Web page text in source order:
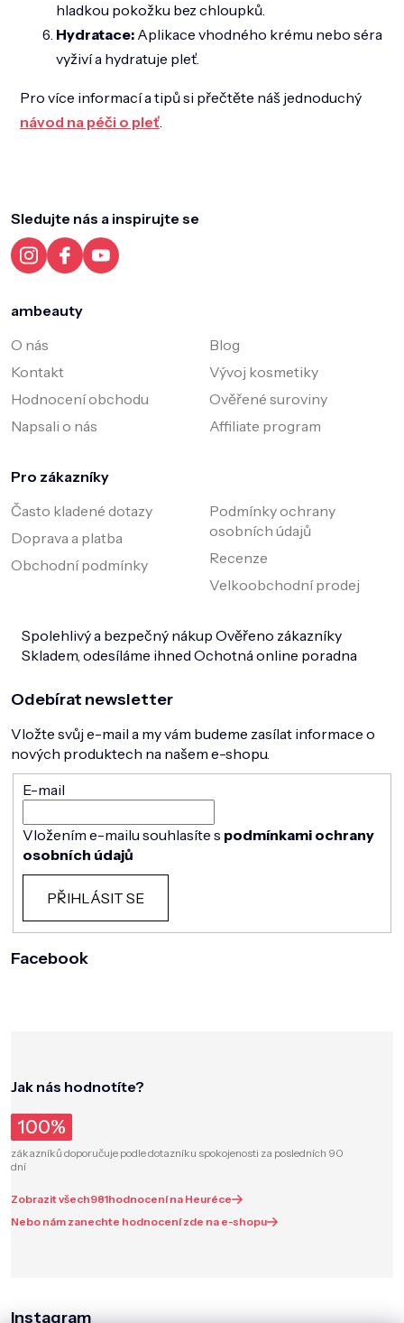
hladkou pokožku bez chloupků.
Hydratace: Aplikace vhodného krému nebo séra
vyživí a hydratuje pleť.
Pro více informací a tipů si přečtěte náš jednoduchý
návod na péči o pleť.
Sledujte nás a inspirujte se
ambeauty
O nás
Kontakt
Hodnocení obchodu
Napsali o nás
Blog
Vývoj kosmetiky
Ověřené suroviny
Affiliate program
Pro zákazníky
Často kladené dotazy
Doprava a platba
Obchodní podmínky
Podmínky ochrany
osobních údajů
Recenze
Velkoobchodní prodej
Spolehlivý a bezpečný nákup Ověřeno zákazníky
Skladem, odesíláme ihned Ochotná online poradna
Odebírat newsletter
Vložte svůj e-mail a my vám budeme zasílat informace o
nových produktech na našem e-shopu.
E-mail
Vložením e-mailu souhlasíte s podmínkami ochrany
osobních údajů
PŘIHLÁSIT SE
Facebook
Jak nás hodnotíte?
100%
zákazníků doporučuje podle dotazníku spokojenosti za posledních 90
dní
Zobrazit všech981hodnocení na Heuréce
Nebo nám zanechte hodnocení zde na e-shopu
Instagram